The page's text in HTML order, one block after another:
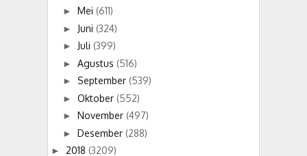
► Mei (611)
► Juni (324)
► Juli (399)
► Agustus (516)
► September (539)
► Oktober (552)
► November (497)
► Desember (288)
► 2018 (3209)